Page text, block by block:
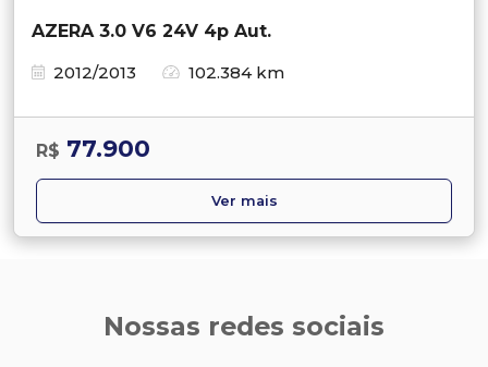
AZERA 3.0 V6 24V 4p Aut.
2012/2013
102.384 km
R$ 77.900
Ver mais
Nossas redes sociais